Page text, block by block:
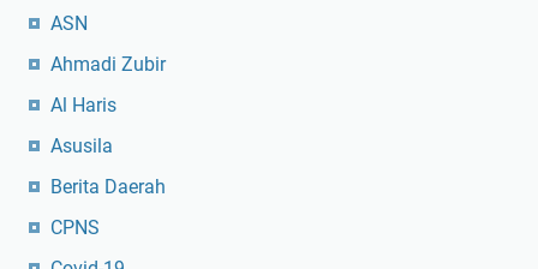
ASN
Ahmadi Zubir
Al Haris
Asusila
Berita Daerah
CPNS